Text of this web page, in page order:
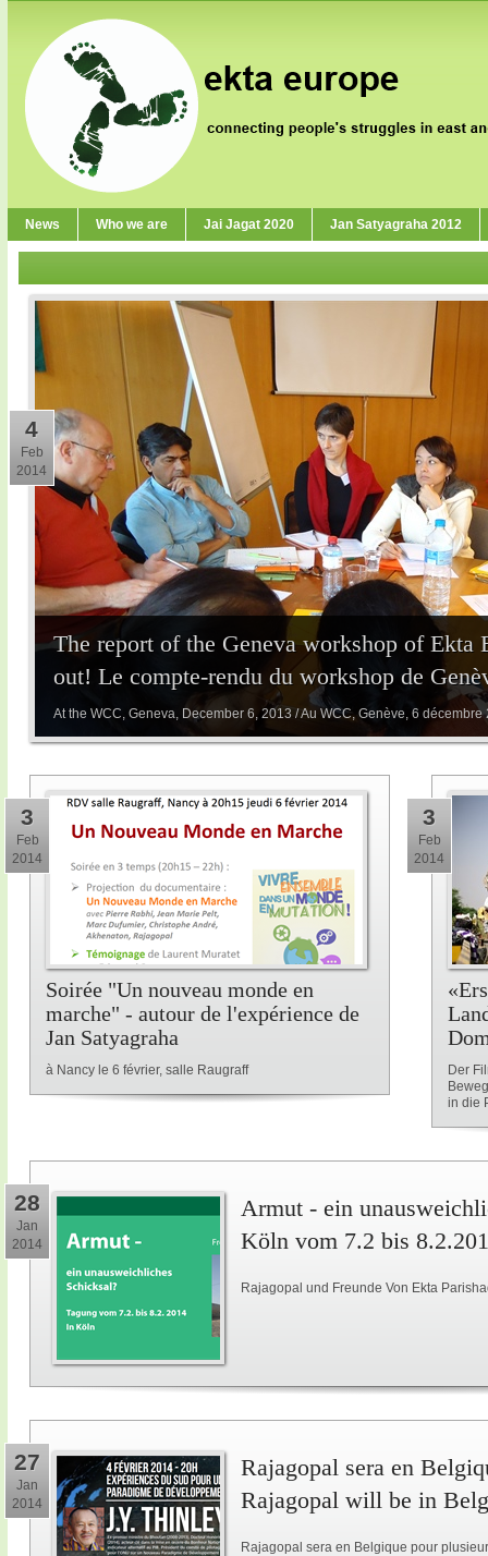
News Who we are Jai Jagat 2020 Jan Satyagraha 2012
The report of the Geneva workshop of Ekta
out! Le compte-rendu du workshop de
At the WCC, Geneva, December 6, 2013 / Au WCC, Genève, 6 décembre
4
Feb
2014
Soirée "Un nouveau monde en
marche" - autour de l'expérience de
Jan Satyagraha
à Nancy le 6 février, salle Raugraff
3
Feb
2014
Der
in die
3
Feb
2014
28
Jan
2014
Armut - ein
Köln vom 7.2 bis
Rajagopal und Freunde Von Ekta
27
Jan
2014
Rajagopal sera en
Rajagopal will be in
Rajagopal sera en Belgique pour